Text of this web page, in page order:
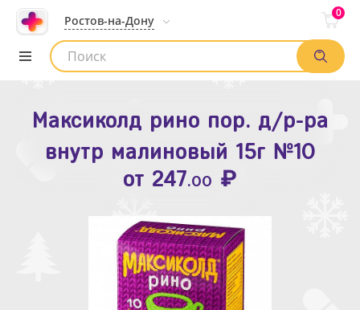
Ростов-на-Дону
0
Список аптек
Максиколд рино пор. д/р-ра
внутр малиновый 15г №10
от 247.00 ₽
Зодак таб. п.п.о. 10мг №10
от109.80 ₽